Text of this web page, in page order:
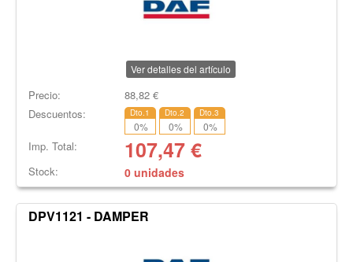
Ver detalles del artículo
Precio: 88,82€
Descuentos:
Dto.1
0%
Dto.2
0%
Dto.3
0%
Imp. Total: 107,47€
Stock: 0 unidades
DPV1121 - DAMPER